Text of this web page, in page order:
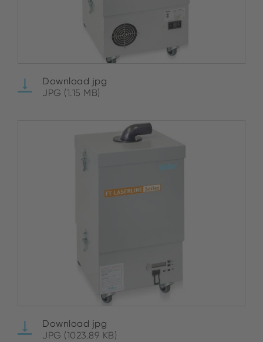
Download jpg
JPG (1.15 MB)
Download jpg
JPG (1023.89 KB)